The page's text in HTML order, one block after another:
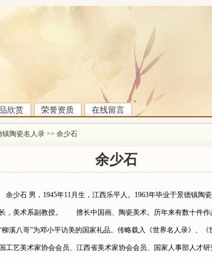
欣赏 荣誉资质 在线留言
镇陶瓷名人录 >> 余少石
余少石
少石 男，1945年11月生，江西乐平人。1963年毕业于景德镇陶
，美术系副教授。 擅长中国画、陶瓷美术。历年来有数十件作
柳溪八哥”为邓小平访美的国家礼品。传略载入《世界名人录》、
工艺美术家协会会员、江西省美术家协会会员、国家人事部人才